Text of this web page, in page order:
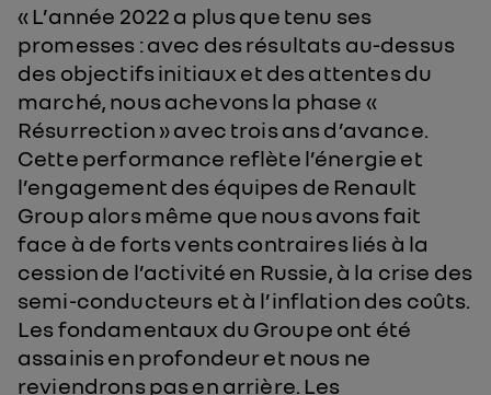
« L’année 2022 a plus que tenu ses
promesses : avec des résultats au-dessus
des objectifs initiaux et des attentes du
marché, nous achevons la phase «
Résurrection » avec trois ans d’avance.
Cette performance reflète l’énergie et
l’engagement des équipes de Renault
Group alors même que nous avons fait
face à de forts vents contraires liés à la
cession de l’activité en Russie, à la crise des
semi-conducteurs et à l’inflation des coûts.
Les fondamentaux du Groupe ont été
assainis en profondeur et nous ne
reviendrons pas en arrière. Les